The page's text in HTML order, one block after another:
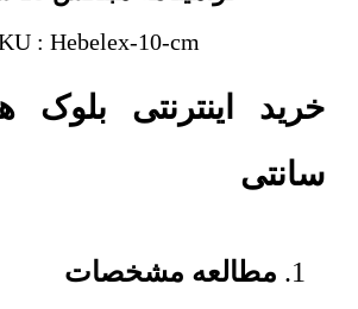
: Hebelex-10-cm
سانتی
مطالعه مشخصات